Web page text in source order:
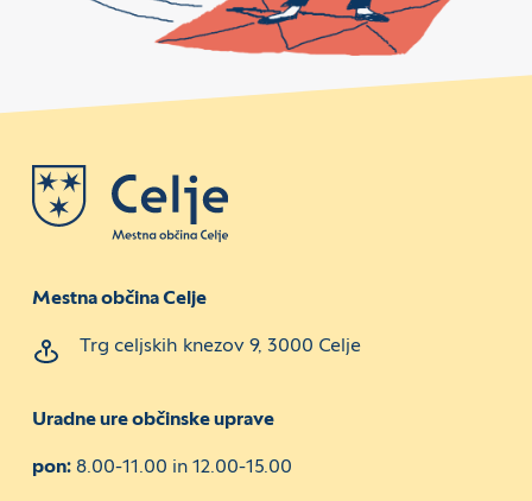
Mestna občina Celje
Trg celjskih knezov 9, 3000 Celje
Uradne ure občinske uprave
pon: 8.00-11.00 in 12.00-15.00